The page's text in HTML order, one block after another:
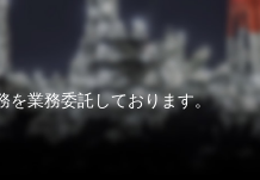
を業務委託しております。